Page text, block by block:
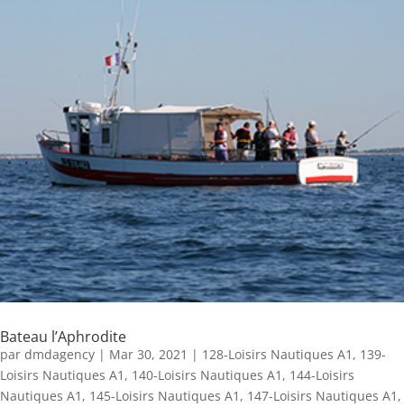
Bateau l’Aphrodite
par dmdagency | Mar 30, 2021 | 128-Loisirs Nautiques A1 , 139-
Loisirs Nautiques A1 , 140-Loisirs Nautiques A1 , 144-Loisirs
Nautiques A1 , 145-Loisirs Nautiques A1 , 147-Loisirs Nautiques A1 ,